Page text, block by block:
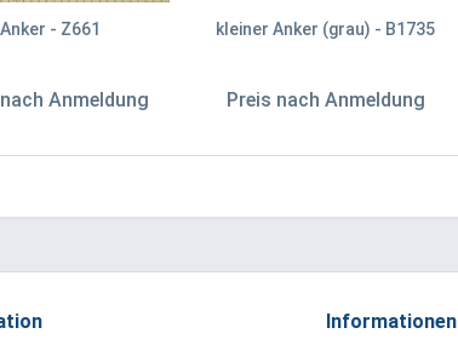
Anker - Z661
Anmeldung
kleiner Anker (grau) - B1735
Preis nach Anmeldung
Informationen